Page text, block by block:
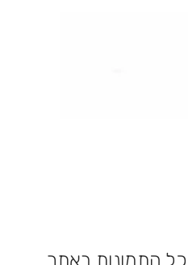
כל התמונות באתר